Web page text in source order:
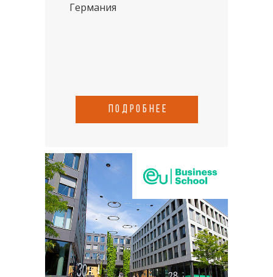
Германия
подробнее